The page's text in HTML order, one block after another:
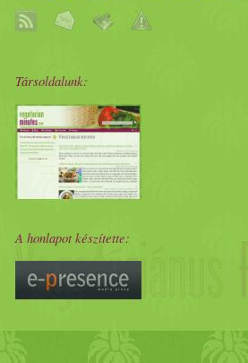
Társoldalunk:
A honlapot készítette: